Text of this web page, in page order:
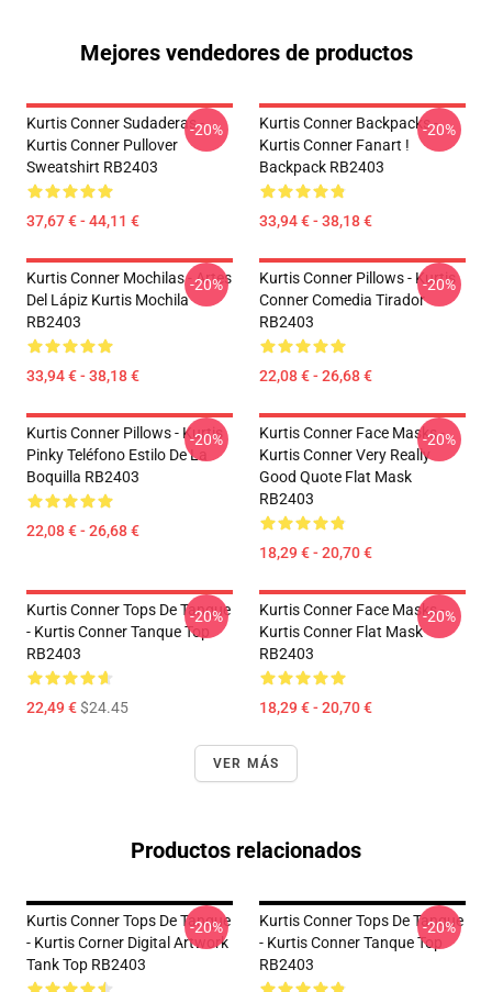
Mejores vendedores de productos
Kurtis Conner Sudaderas -
Kurtis Conner Pullover
Sweatshirt RB2403
37,67 € - 44,11 €
-20%
Kurtis Conner Backpacks -
Kurtis Conner Fanart !
Backpack RB2403
33,94 € - 38,18 €
-20%
Kurtis Conner Mochilas - Artes
Del Lápiz Kurtis Mochila
RB2403
33,94 € - 38,18 €
-20%
Kurtis Conner Pillows - Kurtis
Conner Comedia Tirador
RB2403
22,08 € - 26,68 €
-20%
Kurtis Conner Pillows - Kurtis
Pinky Teléfono Estilo De La
Boquilla RB2403
22,08 € - 26,68 €
-20%
Kurtis Conner Face Masks -
Kurtis Conner Very Really
Good Quote Flat Mask
RB2403
18,29 € - 20,70 €
-20%
Kurtis Conner Tops De Tanque
- Kurtis Conner Tanque Top
RB2403
22,49 €$24.45
-20%
Kurtis Conner Face Masks -
Kurtis Conner Flat Mask
RB2403
18,29 € - 20,70 €
-20%
VER MÁS
Productos relacionados
Kurtis Conner Tops De Tanque
- Kurtis Corner Digital Artwork
Tank Top RB2403
-20%
Kurtis Conner Tops De Tanque
- Kurtis Conner Tanque Top
RB2403
-20%